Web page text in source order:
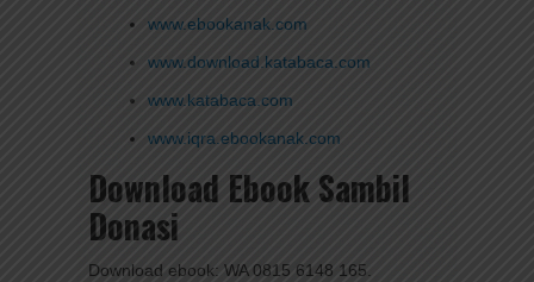
www.ebookanak.com
www.download.katabaca.com
www.katabaca.com
www.iqra.ebookanak.com
Download Ebook Sambil
Donasi
Download ebook: WA 0815 6148 165.